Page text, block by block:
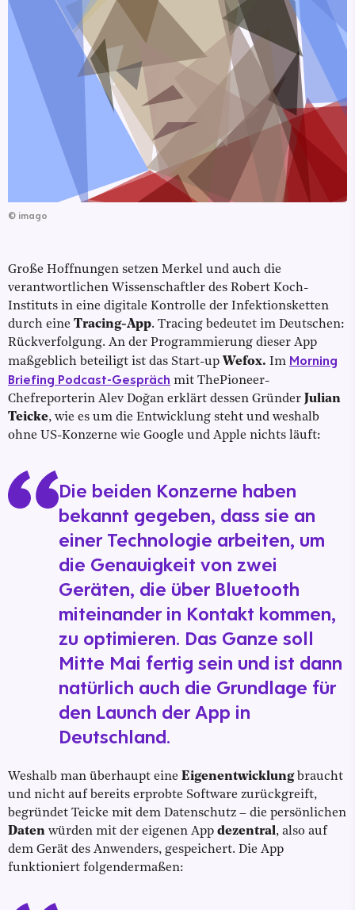
© imago
Große Hoffnungen setzen Merkel und auch die
verantwortlichen Wissenschaftler des Robert Koch-
Instituts in eine digitale Kontrolle der Infektionsketten
durch eine Tracing-App. Tracing bedeutet im Deutschen:
Rückverfolgung. An der Programmierung dieser App
maßgeblich beteiligt ist das Start-up Wefox. Im Morning
Briefing Podcast-Gespräch mit ThePioneer-
Chefreporterin Alev Doğan erklärt dessen Gründer Julian
Teicke, wie es um die Entwicklung steht und weshalb
ohne US-Konzerne wie Google und Apple nichts läuft:
Die beiden Konzerne haben
bekannt gegeben, dass sie an
einer Technologie arbeiten, um
die Genauigkeit von zwei
Geräten, die über Bluetooth
miteinander in Kontakt kommen,
zu optimieren. Das Ganze soll
Mitte Mai fertig sein und ist dann
natürlich auch die Grundlage für
den Launch der App in
Deutschland.
Weshalb man überhaupt eine Eigenentwicklungbraucht
und nicht auf bereits erprobte Software zurückgreift,
begründet Teicke mit dem Datenschutz – die persönlichen
Daten würden mit der eigenen App dezentral, also auf
dem Gerät des Anwenders, gespeichert. Die App
funktioniert folgendermaßen: